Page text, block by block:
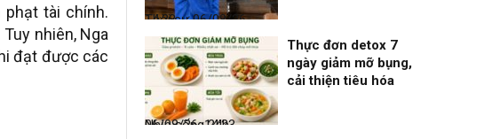
tài chính.
nhiên, Nga
đạt được các
Thời sự
06/08/26, 14:28
Nhịp sống 24h
06/08/26, 14:23
Thực đơn detox 7
ngày giảm mỡ bụng,
cải thiện tiêu hóa